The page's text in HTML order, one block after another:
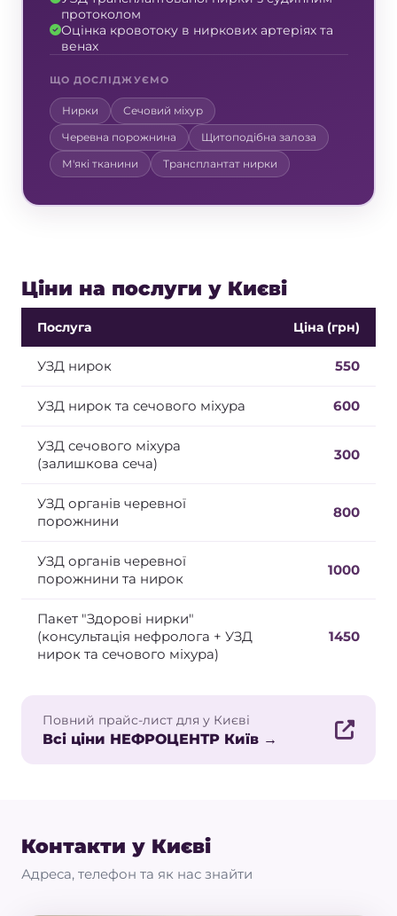
протоколом
Оцінка кровотоку в ниркових артеріях та
венах
ЩО ДОСЛІДЖУЄМО
Нирки
Сечовий міхур
Черевна порожнина
Щитоподібна залоза
М'які тканини
Трансплантат нирки
Ціни на послуги у Києві
Послуга Ціна (грн)
УЗД нирок 550
УЗД нирок та сечового міхура 600
УЗД сечового міхура
(залишкова сеча)
300
УЗД органів черевної
порожнини
800
УЗД органів черевної
порожнини та нирок
1000
Пакет "Здорові нирки"
(консультація нефролога + УЗД
нирок та сечового міхура)
1450
Повний прайс-лист для у Києві
Всі ціни НЕФРОЦЕНТР Київ →
Контакти у Києві
Адреса, телефон та як нас знайти